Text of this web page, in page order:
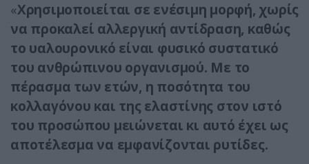
«Χρησιμοποιείται σε ενέσιμη μορφή, χωρίς
να προκαλεί αλλεργική αντίδραση, καθώς
το υαλουρονικό είναι φυσικό συστατικό
του ανθρώπινου οργανισμού. Με το
πέρασμα των ετών, η ποσότητα του
κολλαγόνου και της ελαστίνης στον ιστό
του προσώπου μειώνεται κι αυτό έχει ως
αποτέλεσμα να εμφανίζονται ρυτίδες.